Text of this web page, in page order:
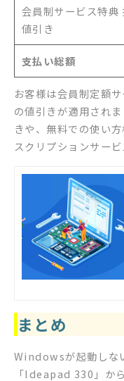
会員制サービス特典
値引き
支払い総額
お客様は会員制定額
の値引きが適用され
きや、無料での使い
スクリプションサービ
まとめ
Windowsが起動しな
「Ideapad 330」か